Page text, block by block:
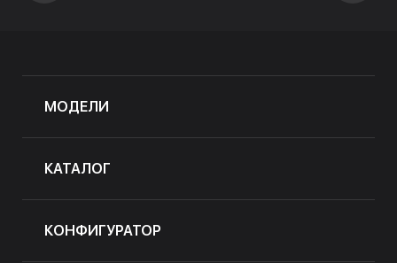
МОДЕЛИ
КАТАЛОГ
КОНФИГУРАТОР